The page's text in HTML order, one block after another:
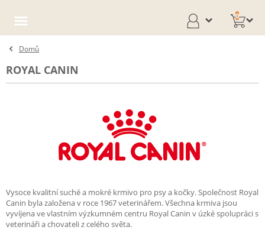
0
Domů
ROYAL CANIN
Vysoce kvalitní suché a mokré krmivo pro psy a kočky. Společnost Royal
Canin byla založena v roce 1967 veterinářem. Všechna krmiva jsou
vyvíjena ve vlastním výzkumném centru Royal Canin v úzké spolupráci s
veterináři a chovateli z celého světa.